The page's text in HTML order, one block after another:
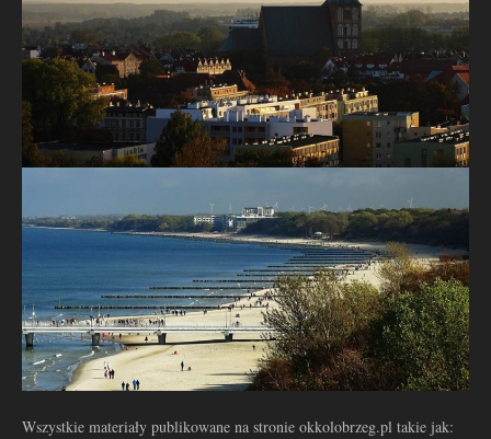
Wszystkie materiały publikowane na stronie okkolobrzeg.pl takie jak: